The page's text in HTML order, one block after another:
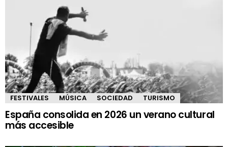
FESTIVALES MÚSICA SOCIEDAD TURISMO
España consolida en 2026 un verano cultural
más accesible